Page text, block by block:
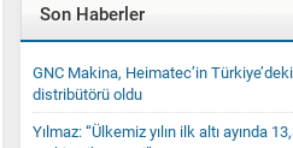
Son Haberler
GNC Makina, Heimatec’in
distribütörü oldu
Yılmaz: “Ülkemiz yılın ilk altı ayında